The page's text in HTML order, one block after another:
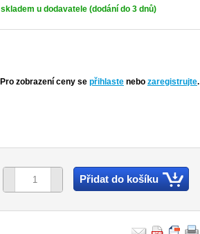
skladem u dodavatele (dodání do 3 dnů)
Pro zobrazení ceny se přihlaste nebo zaregistrujte.
Přidat do košíku